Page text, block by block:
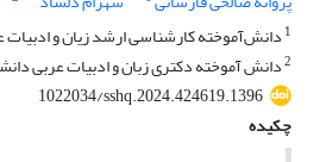
1 دانش‌آموخته کارشناسی ارشد زیان و ادبیات
2دانش آموخته دکتری زبان و ادبیات عربی
1022034/sshq.2024.424619.1396
چکیده